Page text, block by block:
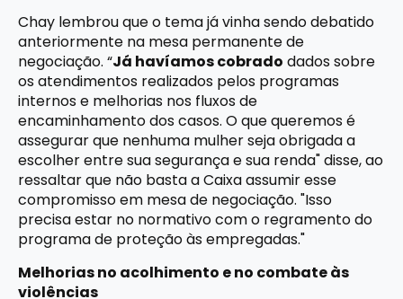
Chay lembrou que o tema já vinha sendo debatido
anteriormente na mesa permanente de
negociação. “Já havíamos cobrado dados sobre
os atendimentos realizados pelos programas
internos e melhorias nos fluxos de
encaminhamento dos casos. O que queremos é
assegurar que nenhuma mulher seja obrigada a
escolher entre sua segurança e sua renda" disse, ao
ressaltar que não basta a Caixa assumir esse
compromisso em mesa de negociação. "Isso
precisa estar no normativo com o regramento do
programa de proteção às empregadas."
Melhorias no acolhimento e no combate às
violências